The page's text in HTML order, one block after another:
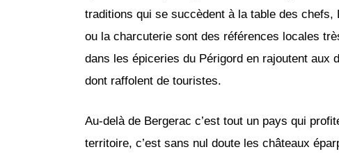
traditions qui se succèdent à la table des
ou la charcuterie sont des références locales
dans les épiceries du Périgord en rajoutent aux
dont raffolent de touristes.
Au-delà de Bergerac c’est tout un pays qui
territoire, c’est sans nul doute les châteaux